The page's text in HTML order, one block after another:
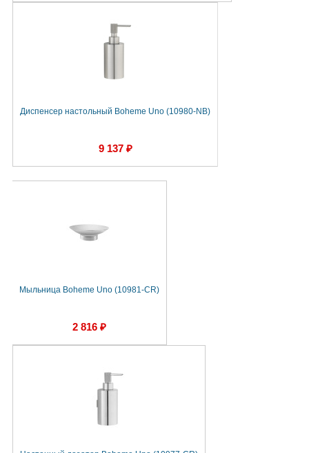
Диспенсер настольный Boheme Uno (10980-NB)
9 137 ₽
Мыльница Boheme Uno (10981-CR)
2 816 ₽